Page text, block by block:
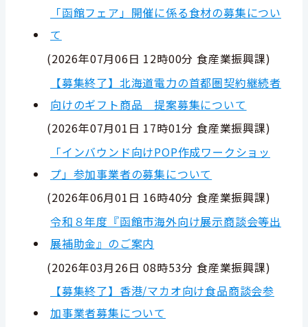
「函館フェア」開催に係る食材の募集につい
て
(2026年07月06日 12時00分 食産業振興課)
【募集終了】北海道電力の首都圏契約継続者
向けのギフト商品 提案募集について
(2026年07月01日 17時01分 食産業振興課)
「インバウンド向けPOP作成ワークショッ
プ」参加事業者の募集について
(2026年06月01日 16時40分 食産業振興課)
令和８年度『函館市海外向け展示商談会等出
展補助金』のご案内
(2026年03月26日 08時53分 食産業振興課)
【募集終了】香港/マカオ向け食品商談会参
加事業者募集について